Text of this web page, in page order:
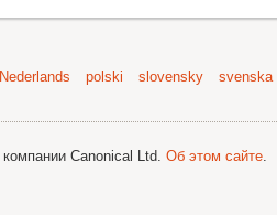
Nederlands polski slovensky svenska
компании Canonical Ltd. Об этом сайте.